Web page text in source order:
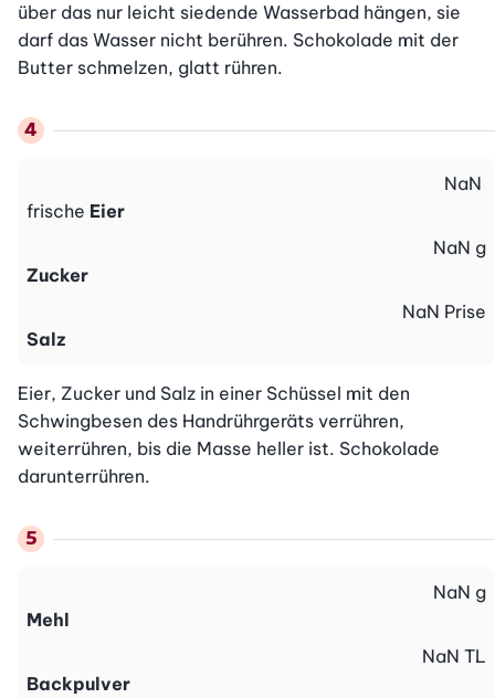
über das nur leicht siedende Wasserbad hängen, sie
darf das Wasser nicht berühren. Schokolade mit der
Butter schmelzen, glatt rühren.
frische Eier
NaN
Zucker
NaN g
Salz
NaN Prise
Eier, Zucker und Salz in einer Schüssel mit den
Schwingbesen des Handrührgeräts verrühren,
weiterrühren, bis die Masse heller ist. Schokolade
darunterrühren.
Mehl
NaN g
Backpulver
NaN TL